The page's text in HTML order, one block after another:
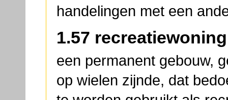
handelingen met een
1.57
een permanent gebouw,
op wielen zijnde, dat